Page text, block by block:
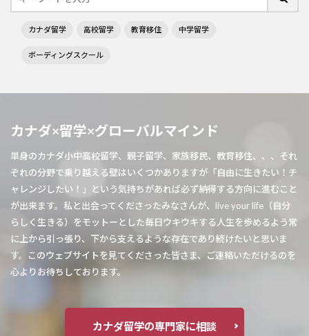
カナダ留学 高校留学 教育移住 中学留学
ボーディングスクール
カナダ×留学×グローバルマインド
単身のカナダ小中高校留学、親子留学、家族移民、教育移住、、、それ
ぞれの分野で乗り越える壁はいくつかありますが「自由に生きたい！チ
ャレンジしたい！」という気持ちがあれば必ず納得する方向に進むこと
が出来ます。私と出会ってくださったみなさんが、live your life（自分
らしく生きる）をモットーとした毎日ウキウキする人生を歩めるよう常
に上から引っ張り、下から支えるような存在であり続けたいと思いま
す。このウェブサイトを見てくださった皆さま、ご連絡いただけるのを
心よりお待ちしております。
カナダ留学の専門家に相談